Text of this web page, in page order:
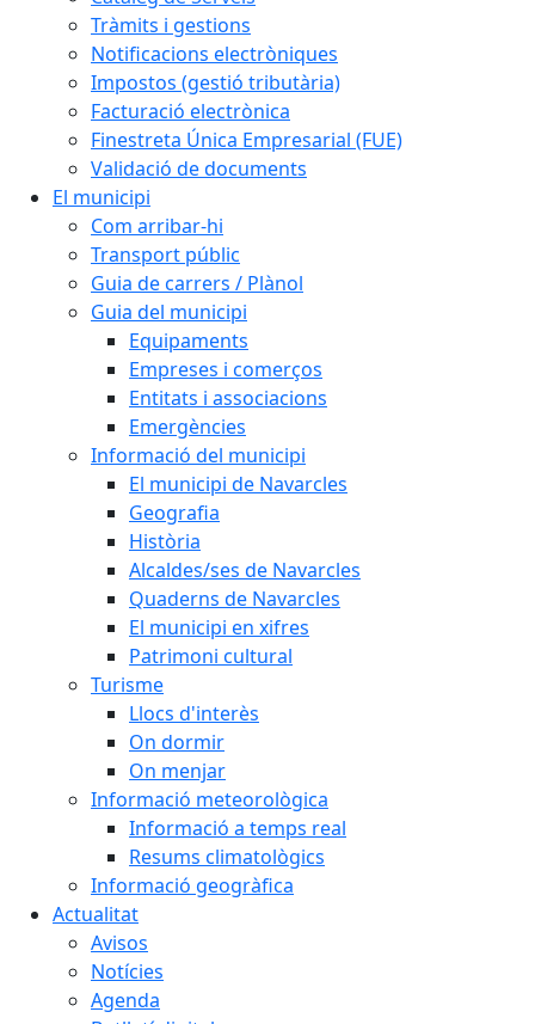
Tràmits i gestions
Notificacions electròniques
Impostos (gestió tributària)
Facturació electrònica
Finestreta Única Empresarial (FUE)
Validació de documents
El municipi
Com arribar-hi
Transport públic
Guia de carrers / Plànol
Guia del municipi
Equipaments
Empreses i comerços
Entitats i associacions
Emergències
Informació del municipi
El municipi de Navarcles
Geografia
Història
Alcaldes/ses de Navarcles
Quaderns de Navarcles
El municipi en xifres
Patrimoni cultural
Turisme
Llocs d'interès
On dormir
On menjar
Informació meteorològica
Informació a temps real
Resums climatològics
Informació geogràfica
Actualitat
Avisos
Notícies
Agenda